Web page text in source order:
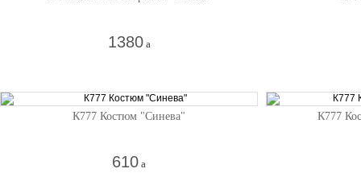
1380 a
К777 Костюм "Синева"
610 a
К777